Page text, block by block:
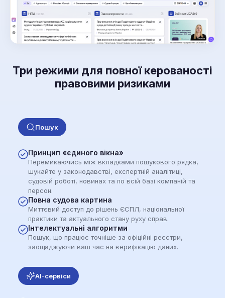
Три режими для повної керованості
правовими ризиками
Пошук
Принцип «єдиного вікна»
Перемикаючись між вкладками пошукового рядка,
шукайте у законодавстві, експертній аналітиці,
судовій роботі, новинах та по всій базі компаній та
персон.
Повна судова картина
Миттєвий доступ до рішень ЄСПЛ, національної
практики та актуального стану руху справ.
Інтелектуальні алгоритми
Пошук, що працює точніше за офіційні реєстри,
заощаджуючи ваш час на верифікацію даних.
AI-сервіси